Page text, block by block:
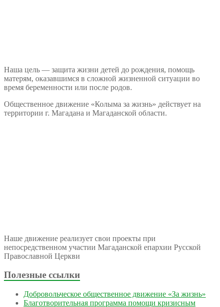
Наша цель — защита жизни детей до рождения, помощь
матерям, оказавшимся в сложной жизненной ситуации во
время беременности или после родов.
Общественное движение «Колыма за жизнь» действует на
территории г. Магадана и Магаданской области.
Наше движение реализует свои проекты при
непосредственном участии Магаданской епархии Русской
Православной Церкви
Полезные ссылки
Добровольческое общественное движение «За жизнь»
Благотворительная программа помощи кризисным